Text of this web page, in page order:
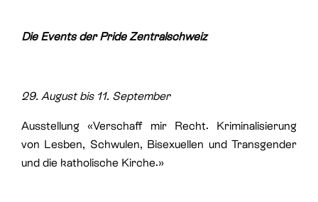
Die Events der Pride Zentralschweiz
29. August bis 11. September
Ausstellung «Verschaff mir Recht. Kriminalisierung
von Lesben, Schwulen, Bisexuellen und Transgender
und die katholische Kirche.»